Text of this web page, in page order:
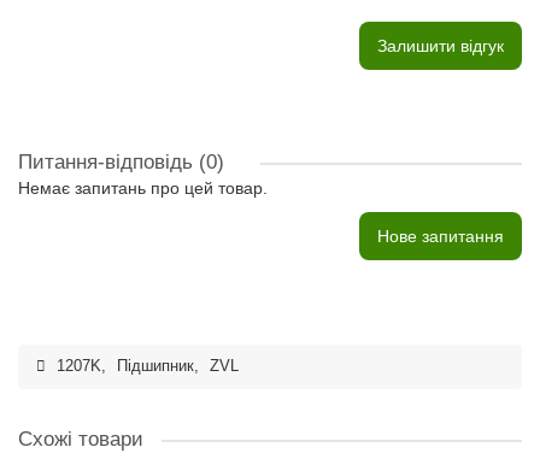
Залишити відгук
Питання-відповідь (0)
Немає запитань про цей товар.
Нове запитання
1207K, Підшипник, ZVL
Схожі товари